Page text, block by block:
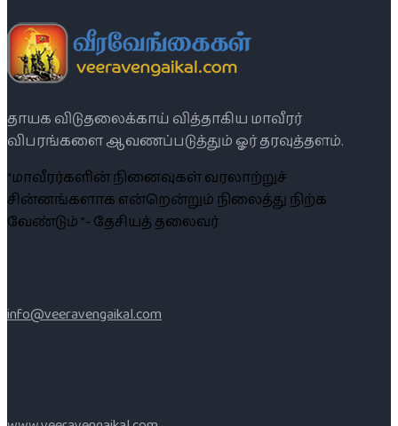
தாயக விடுதலைக்காய் வித்தாகிய மாவீரர்
விபரங்களை ஆவணப்படுத்தும் ஓர் தரவுத்தளம்.
“மாவீரர்களின் நினைவுகள் வரலாற்றுச்
சின்னங்களாக என்றென்றும் நிலைத்து நிற்க
வேண்டும் ”- தேசியத் தலைவர்
info@veeravengaikal.com